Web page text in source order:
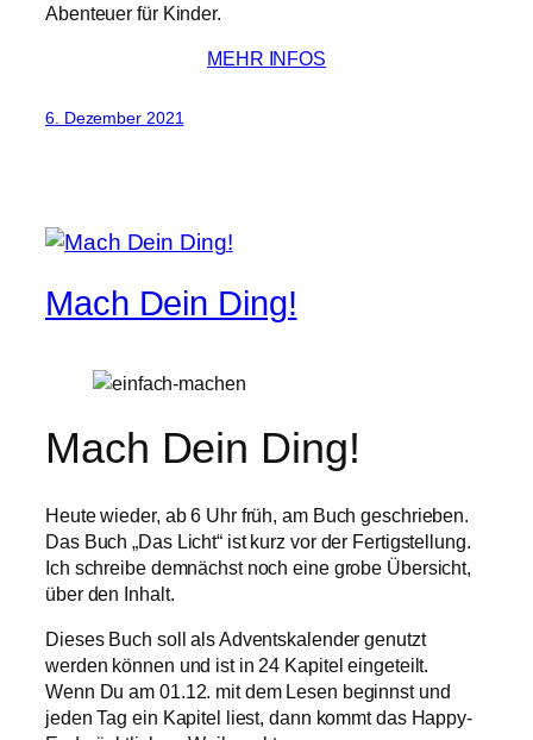
Abenteuer für Kinder.
MEHR INFOS
6. Dezember 2021
Mach Dein Ding!
Mach Dein Ding!
Heute wieder, ab 6 Uhr früh, am Buch geschrieben.
Das Buch „Das Licht“ ist kurz vor der Fertigstellung.
Ich schreibe demnächst noch eine grobe Übersicht,
über den Inhalt.
Dieses Buch soll als Adventskalender genutzt
werden können und ist in 24 Kapitel eingeteilt.
Wenn Du am 01.12. mit dem Lesen beginnst und
jeden Tag ein Kapitel liest, dann kommt das Happy-